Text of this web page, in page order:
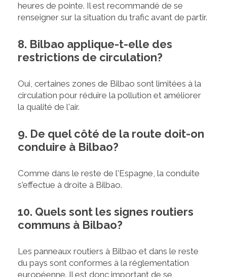
heures de pointe. Il est recommandé de se
renseigner sur la situation du trafic avant de partir.
8. Bilbao applique-t-elle des
restrictions de circulation?
Oui, certaines zones de Bilbao sont limitées à la
circulation pour réduire la pollution et améliorer
la qualité de l'air.
9. De quel côté de la route doit-on
conduire à Bilbao?
Comme dans le reste de l'Espagne, la conduite
s'effectue à droite à Bilbao.
10. Quels sont les signes routiers
communs à Bilbao?
Les panneaux routiers à Bilbao et dans le reste
du pays sont conformes à la réglementation
européenne. Il est donc important de se